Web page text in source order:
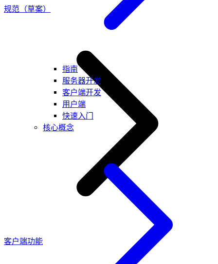
指南
服务器开发
客户端开发
用户端
快速入门
核心概念
规范（草案）
客户端功能